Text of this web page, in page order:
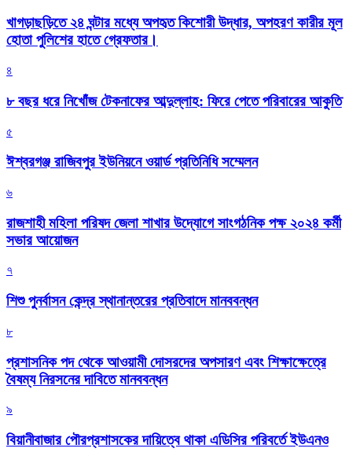
খাগড়াছড়িতে ২৪ ঘন্টার মধ্যে অপহৃত কিশোরী উদ্ধার, অপহরণ কারীর মূল
হোতা পুলিশের হাতে গ্রেফতার।
৪
৮ বছর ধরে নিখোঁজ টেকনাফের আব্দুল্লাহ: ফিরে পেতে পরিবারের আকুতি
৫
ঈশ্বরগঞ্জ রাজিবপুর ইউনিয়নে ওয়ার্ড প্রতিনিধি সম্মেলন
৬
রাজশাহী মহিলা পরিষদ জেলা শাখার উদ্যোগে সাংগঠনিক পক্ষ ২০২৪ কর্মী
সভার আয়োজন
৭
শিশু পুনর্বাসন কেন্দ্র স্থানান্তরের প্রতিবাদে মানববন্ধন
৮
প্রশাসনিক পদ থেকে আওয়ামী দোসরদের অপসারণ এবং শিক্ষাক্ষেত্রে
বৈষম্য নিরসনের দাবিতে মানববন্ধন
৯
বিয়ানীবাজার পৌরপ্রশাসকের দায়িত্বে থাকা এডিসির পরিবর্তে ইউএনও